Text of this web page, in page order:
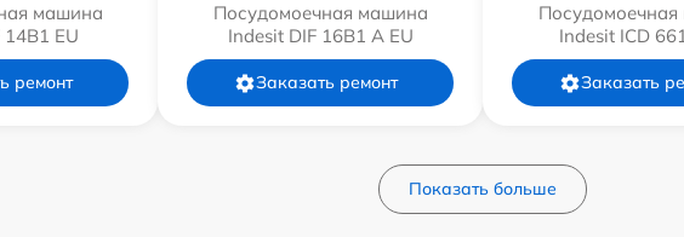
машина
EU
ремонт
Посудомоечная машина
Indesit DIF 16B1 A EU
Заказать ремонт
Indesit ICD
Заказать
Показать больше